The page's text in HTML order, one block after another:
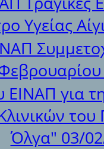
Υγείας
ΕΙΝΑΠ για
του
Όλγα" 03/